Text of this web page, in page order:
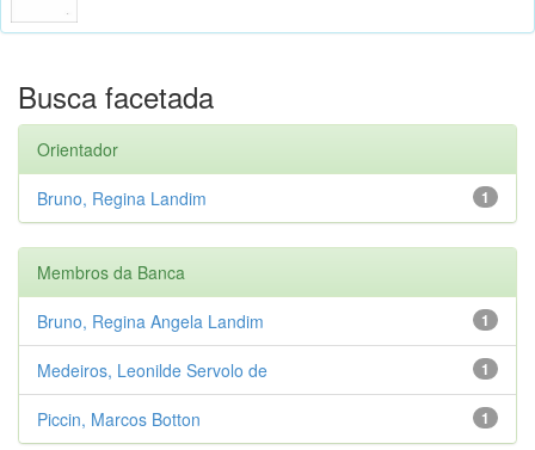
Busca facetada
Orientador
1
Bruno, Regina Landim
Membros da Banca
1
Bruno, Regina Angela Landim
1
Medeiros, Leonilde Servolo de
1
Piccin, Marcos Botton